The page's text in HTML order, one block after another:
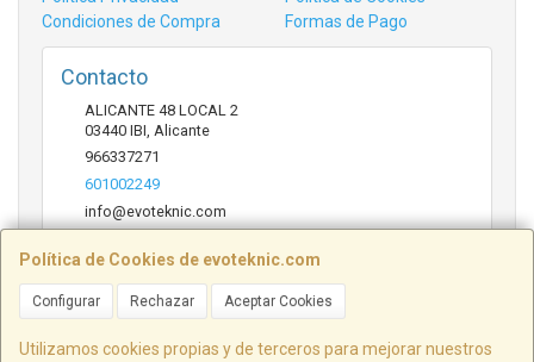
Política de Cookies de evoteknic.com
Configurar Rechazar Aceptar Cookies
Utilizamos cookies propias y de terceros para mejorar nuestros
Condiciones de Compra
Formas de Pago
Contacto
ALICANTE 48 LOCAL 2
03440 IBI Alicante
966337271
601002249
info@evoteknic.com
Horario